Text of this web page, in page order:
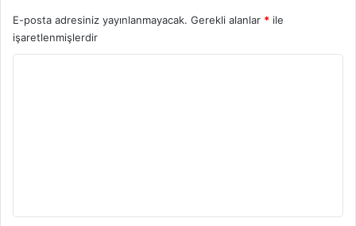
E-posta adresiniz yayınlanmayacak. Gerekli alanlar * ile
işaretlenmişlerdir